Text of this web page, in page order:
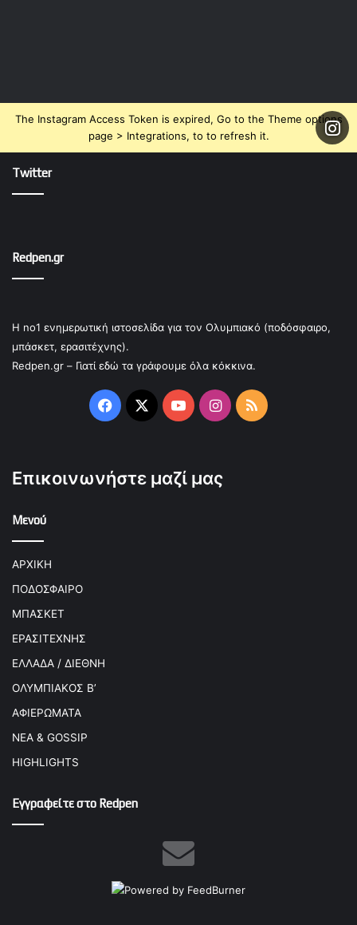
The Instagram Access Token is expired, Go to the Theme options
page > Integrations, to to refresh it.
Twitter
Redpen.gr
Η no1 ενημερωτική ιστοσελίδα για τον Ολυμπιακό (ποδόσφαιρο,
μπάσκετ, ερασιτέχνης).
Redpen.gr – Γιατί εδώ τα γράφουμε όλα κόκκινα.
Facebook
X YouTubeInstagram
RSS
Επικοινωνήστε μαζί μας
Μενού
ΑΡΧΙΚΗ
ΠΟΔΟΣΦΑΙΡΟ
ΜΠΑΣΚΕΤ
ΕΡΑΣΙΤΕΧΝΗΣ
ΕΛΛΑΔΑ / ΔΙΕΘΝΗ
ΟΛΥΜΠΙΑΚΟΣ Β’
ΑΦΙΕΡΩΜΑΤΑ
ΝΕΑ & GOSSIP
HIGHLIGHTS
Εγγραφείτε στο Redpen